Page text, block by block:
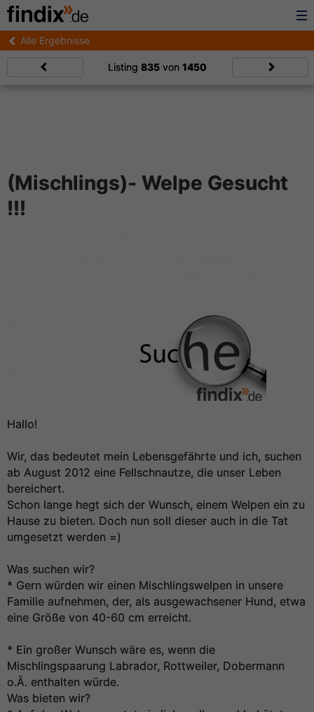
Alle Ergebnisse
Listing 835von 1450
(Mischlings)- Welpe Gesucht
!!!
Hallo!
Wir, das bedeutet mein Lebensgefährte und ich, suchen
ab August 2012 eine Fellschnautze, die unser Leben
bereichert.
Schon lange hegt sich der Wunsch, einem Welpen ein zu
Hause zu bieten. Doch nun soll dieser auch in die Tat
umgesetzt werden =)
Was suchen wir?
* Gern würden wir einen Mischlingswelpen in unsere
Familie aufnehmen, der, als ausgewachsener Hund, etwa
eine Größe von 40-60 cm erreicht.
* Ein großer Wunsch wäre es, wenn die
Mischlingspaarung Labrador, Rottweiler, Dobermann
o.Ä. enthalten würde.
Was bieten wir?